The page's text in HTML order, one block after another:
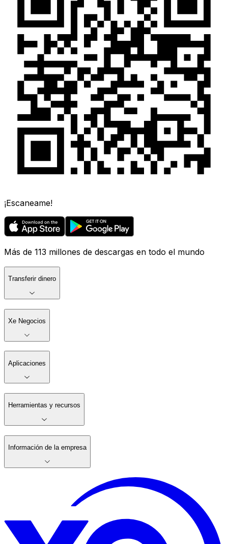
¡Escaneame!
Más de 113 millones de descargas en todo el mundo
Transferir dinero
Xe Negocios
Aplicaciones
Herramientas y recursos
Información de la empresa